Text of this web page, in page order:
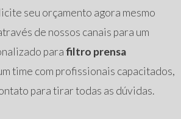
seu orçamento agora mesmo
de nossos canais para um
parafiltro prensa
time com profissionais capacitados,
para tirar todas as dúvidas.